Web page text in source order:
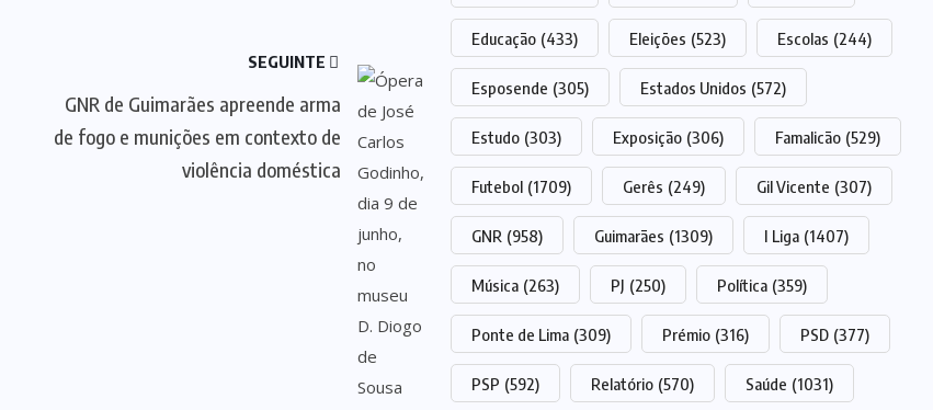
SEGUINTE
GNR de Guimarães apreende arma
de fogo e munições em contexto de
violência doméstica
Educação (433) Eleições (523) Escolas (244)
Esposende (305) Estados Unidos (572)
Estudo (303) Exposição (306) Famalicão (529)
Futebol (1709) Gerês (249) Gil Vicente (307)
GNR (958) Guimarães (1309) I Liga (1407)
Música (263) PJ (250) Política (359)
Ponte de Lima (309) Prémio (316) PSD (377)
PSP (592) Relatório (570) Saúde (1031)